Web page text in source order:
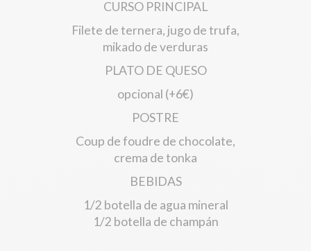
CURSO PRINCIPAL
Filete de ternera, jugo de trufa,
mikado de verduras
PLATO DE QUESO
opcional (+6€)
POSTRE
Coup de foudre de chocolate,
crema de tonka
BEBIDAS
1/2 botella de agua mineral
1/2 botella de champán